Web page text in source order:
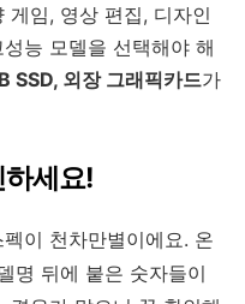
게임, 영상 편집, 디자인
능 모델을 선택해야 해
SSD, 외장 그래픽카드가
하세요!
이 천차만별이에요. 온
명 뒤에 붙은 숫자들이